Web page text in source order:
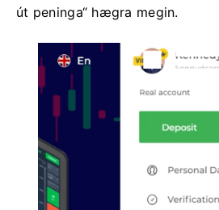
út peninga“ hægra megin.